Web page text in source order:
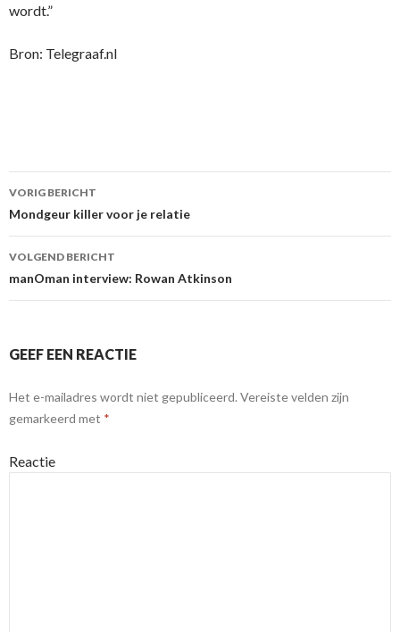
wordt.”
Bron: Telegraaf.nl
Berichtnavigatie
VORIG BERICHT
Mondgeur killer voor je relatie
VOLGEND BERICHT
manOman interview: Rowan Atkinson
GEEF EEN REACTIE
Het e-mailadres wordt niet gepubliceerd. Vereiste velden zijn
gemarkeerd met *
Reactie